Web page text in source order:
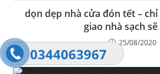
0344063967
dọn dẹp nhà cửa đón tết – chỉ
giao nhà sạch
25/08/2020